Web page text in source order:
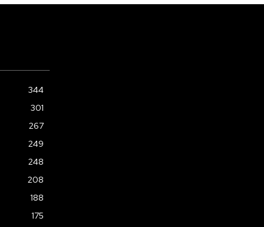
344
301
267
249
248
208
188
175